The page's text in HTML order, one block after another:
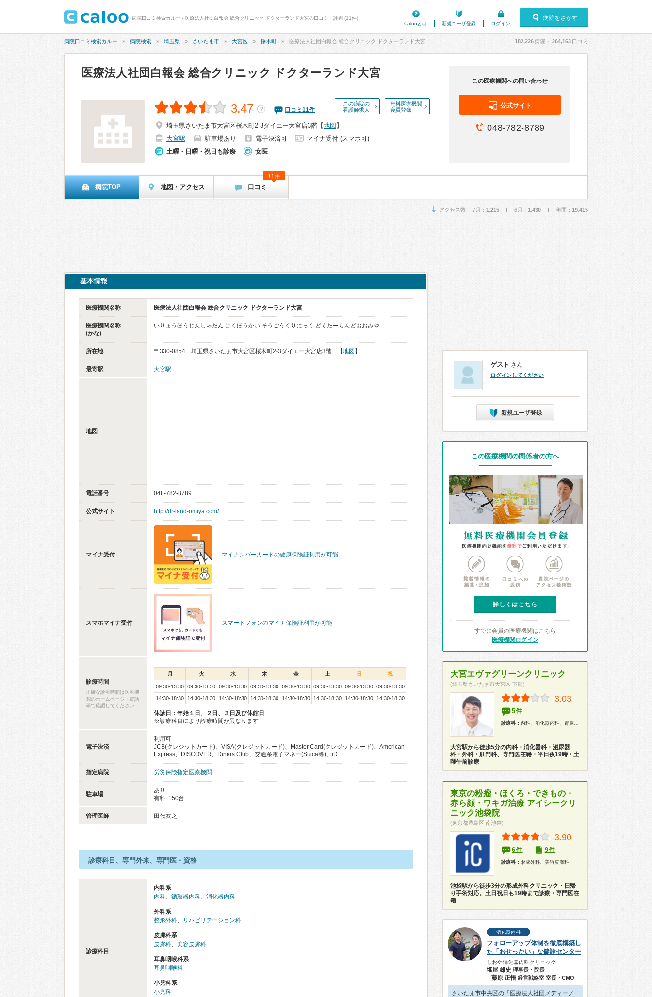
病院口コミ検索カルー - 医療法人社団白報会 総合クリニック ドクターランド大宮の口コミ・評判 (11件)
Calooとは
新規ユーザ登録 ログイン
病院をさがす
病院口コミ検索カルー 病院検索 埼玉県 さいたま市 大宮区 桜木町 医療法人社団白報会 総合クリニック ドクターランド大宮 182,226病院・ 264,163 口コミ
医療法人社団白報会 総合クリニック ドクターランド大宮
この病院の
看護師求人
無料医療機関
会員登録
3.47 ？ 口コミ 11件
埼玉県さいたま市大宮区桜木町2-3ダイエー大宮店3階 【地図 】
大宮駅
駐車場あり 電子決済可
マイナ受付 (スマホ可)
土曜・日曜・祝日も診療
女医
この医療機関への問い合わせ
公式サイト
048-782-8789
病院TOP 地図・アクセス 口コミ
11件
アクセス数 7月： 1,215 | 6月： 1,430 | 年間： 19,415
基本情報
医療機関名称 医療法人社団白報会 総合クリニック ドクターランド大宮
医療機関名称
(かな)
いりょうほうじんしゃだん はくほうかい そうごうくりにっく どくたーらんどおおみや
所在地 〒330-0854 埼玉県さいたま市大宮区桜木町2-3ダイエー大宮店3階 【地図 】
最寄駅 大宮駅
地図
電話番号 048-782-8789
公式サイト http://dr-land-omiya.com/
マイナ受付 マイナンバーカードの健康保険証利用が可能
スマホマイナ受付 スマートフォンのマイナ保険証利用が可能
診療時間
正確な診療時間は医療機
関のホームページ・電話
等で確認してください
月 火 水 木 金 土 日 祝
09:30-13:30 09:30-13:30 09:30-13:30 09:30-13:30 09:30-13:30 09:30-13:30 09:30-13:30 09:30-13:30
14:30-18:30
14:30-18:30 14:30-18:30 14:30-18:30 14:30-18:30 14:30-18:30 14:30-18:30 14:30-18:30
休診日：年始１日、２日、３日及び休館日
※診療科目により診療時間が異なります
電子決済
利用可
JCB(クレジットカード)、VISA(クレジットカード)、Master Card(クレジットカード)、American
Express、DISCOVER、Diners Club、交通系電子マネー(Suica等)、iD
指定病院 労災保険指定医療機関
駐車場
あり
有料: 150台
管理医師 田代友之
診療科目、専門外来、専門医・資格
診療科目
内科系
内科、 循環器内科、 消化器内科
外科系
整形外科、 リハビリテーション科
皮膚科系
皮膚科、 美容皮膚科
耳鼻咽喉科系
耳鼻咽喉科
小児科系
小児科
ゲスト さん
ログインしてください
新規ユーザ登録
この医療機関の関係者の方へ
詳しくはこちら
すでに会員の医療機関はこちら
医療機関ログイン
大宮エヴァグリーンクリニック
(埼玉県さいたま市大宮区 下町)
3.03
5件
診療科： 内科、消化器内科、胃腸科、外科、泌尿器科、肛門科、性病科、内視鏡、人間ドック
大宮駅から徒歩5分の内科・消化器科・泌尿器
科・外科・肛門科、専門医在籍・平日夜19時・土
曜午前診療
東京の粉瘤・ほくろ・できもの・
赤ら顔・ワキガ治療 アイシークリ
ニック池袋院
(東京都豊島区 南池袋)
3.90
6件 9件
診療科： 形成外科、美容皮膚科
池袋駅から徒歩3分の形成外科クリニック・日帰
り手術対応。土日祝日も19時まで診療・専門医在
籍
消化器内科
フォローアップ体制を徹底構築し
た「おせっかい」な健診センター
しおや消化器内科クリニック
塩屋 雄史 理事長・院長
藤原 正悟 経営戦略室 室長・CMO
さいたま市中央区の「医療法人社団メディーノ